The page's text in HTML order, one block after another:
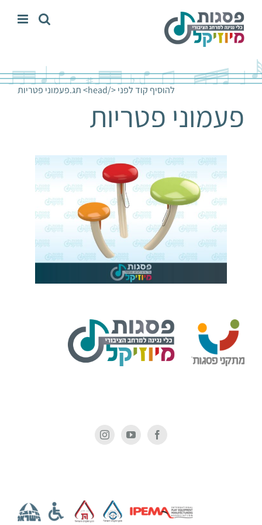
לתוכן
להוסיף קוד לפני </head> תג. פעמוני פטריות
פעמוני פטריות